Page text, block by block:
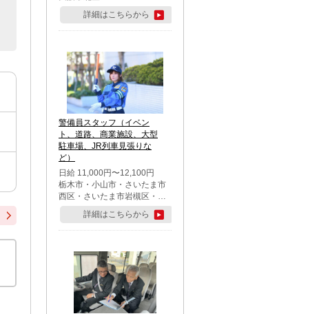
詳細はこちらから
警備員スタッフ（イベン
ト、道路、商業施設、大型
駐車場、JR列車見張りな
ど）
日給 11,000円〜12,100円
栃木市・小山市・さいたま市
西区・さいたま市岩槻区・久
喜市・蓮田市
詳細はこちらから